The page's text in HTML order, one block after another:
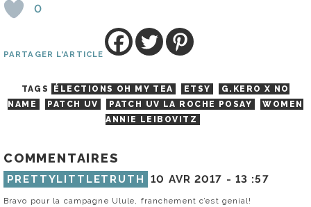
0
PARTAGER L'ARTICLE
TAGS ÉLECTIONS OH MY TEA ETSY
G.KERO X NO
NAME
PATCH UV PATCH UV LA ROCHE POSAY
WOMEN
ANNIE LEIBOVITZ
COMMENTAIRES
PRETTYLITTLETRUTH 10 AVR 2017 - 13 :57
Bravo pour la campagne Ulule, franchement c’est genial!